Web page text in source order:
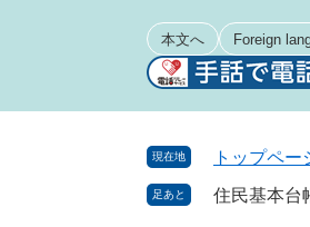
本文へ Foreign
現在地 トップペー
足あと 住民基本台